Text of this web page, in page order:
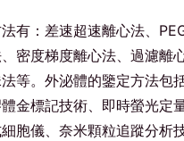
有：差速超速離心法、
密度梯度離心法、過濾離
等。外泌體的鑒定方法包
金標記技術、即時螢光定
胞儀、奈米顆粒追蹤分析